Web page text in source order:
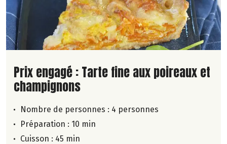
Lire la suite de la recette
Prix engagé : Tarte fine aux poireaux et
champignons
Nombre de personnes : 4 personnes
Préparation : 10 min
Cuisson : 45 min